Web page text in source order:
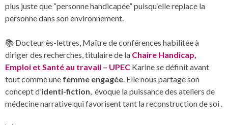
plus juste que “personne handicapée” puisqu’elle replace la
personne dans son environnement.
📚 Docteur ès-lettres, Maître de conférences habilitée à
diriger des recherches, titulaire de la Chaire Handicap,
Emploi et Santé au travail – UPEC Karine se définit avant
tout comme une femme engagée . Elle nous partage son
concept d’identi-fiction , évoque la puissance des ateliers de
médecine narrative qui favorisent tant la reconstruction de soi .